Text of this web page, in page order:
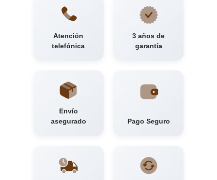
Atención
telefónica
3 años de
garantía
Envío
asegurado
Pago Seguro